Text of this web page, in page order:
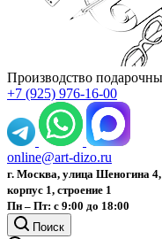
Производство
+7 (925) 976-16-00
online@art-dizo.ru
г. Москва, улица Шеногина 4,
корпус 1, строение 1
Пн – Пт: с 9:00 до 18:00
Поиск